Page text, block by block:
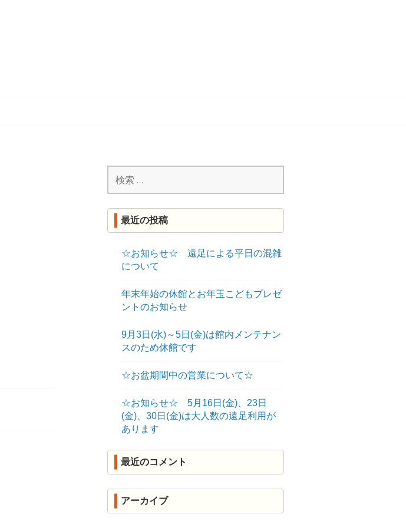
索:
最近の投稿
☆お知らせ☆ 遠足による平日の混雑
について
年末年始の休館とお年玉こどもプレゼ
ントのお知らせ
9月3日(水)～5日(金)は館内メンテナン
スのため休館です
☆お盆期間中の営業について☆
☆お知らせ☆ 5月16日(金)、23日
(金)、30日(金)は大人数の遠足利用が
あります
最近のコメント
アーカイブ